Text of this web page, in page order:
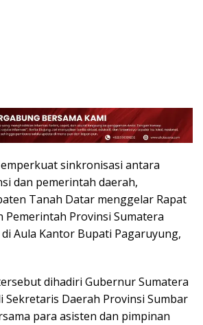
sinkronisasi antara
dan pemerintah daerah,
Tanah Datar menggelar Rapat
Pemerintah Provinsi Sumatera
Aula Kantor Bupati Pagaruyung,
dihadiri Gubernur Sumatera
Sekretaris Daerah Provinsi Sumbar
para asisten dan pimpinan